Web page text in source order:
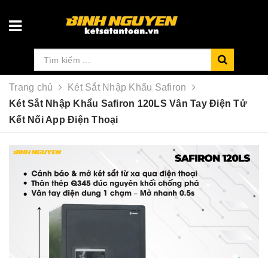
Trang chủ
Két Sắt Nhập Khẩu Safiron
Két Sắt Nhập Khẩu Safiron 120LS Vân Tay Điện Tử
Kết Nối App Điện Thoại